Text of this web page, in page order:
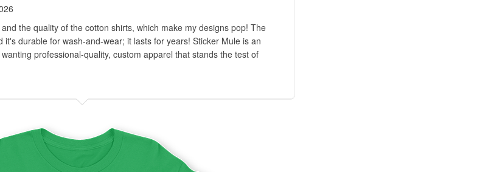
the quality of the cotton shirts, which make my designs pop! The
it's durable for wash-and-wear; it lasts for years! Sticker Mule is an
professional-quality, custom apparel that stands the test of